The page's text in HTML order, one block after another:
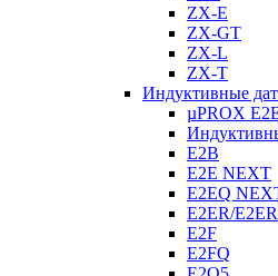
ZX-E
ZX-GT
ZX-L
ZX-T
Индуктивные
µPROX
E2B
E2E NEXT
E2EQ
E2ER/
E2F
E2FQ